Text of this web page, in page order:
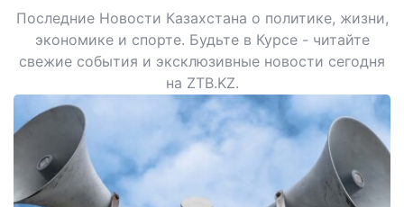
Последние Новости Казахстана о политике, жизни,
экономике и спорте. Будьте в Курсе - читайте
свежие события и эксклюзивные новости сегодня
на ZTB.KZ.